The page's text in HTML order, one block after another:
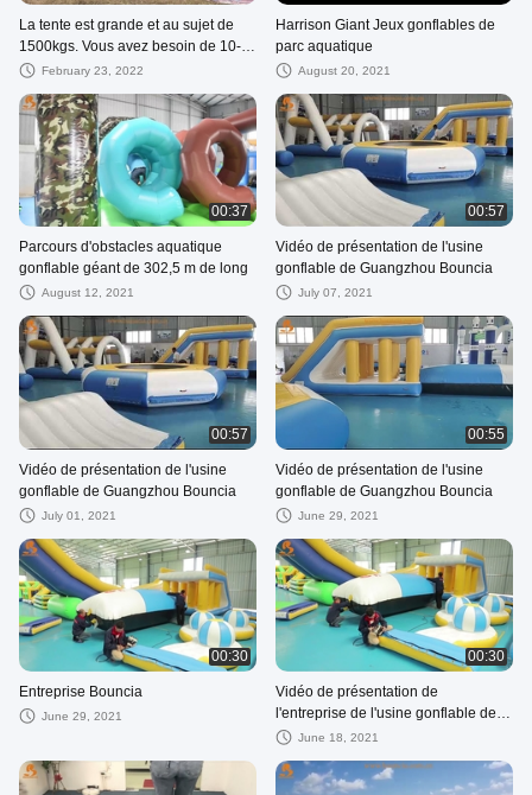
La tente est grande et au sujet de
1500kgs. Vous avez besoin de 10-
12 personnes pour l'aider pour se
February 23, 2022
Harrison Giant Jeux gonflables de
parc aquatique
August 20, 2021
00:37
Parcours d'obstacles aquatique
gonflable géant de 302,5 m de long
August 12, 2021
00:57
Vidéo de présentation de l'usine
gonflable de Guangzhou Bouncia
July 07, 2021
00:57
Vidéo de présentation de l'usine
gonflable de Guangzhou Bouncia
July 01, 2021
00:55
Vidéo de présentation de l'usine
gonflable de Guangzhou Bouncia
June 29, 2021
00:30
Entreprise Bouncia
June 29, 2021
00:30
Vidéo de présentation de
l'entreprise de l'usine gonflable de
Guangzhou Bouncia
June 18, 2021